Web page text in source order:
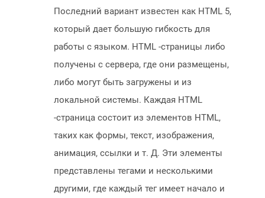
Последний вариант известен как HTML 5,
который дает большую гибкость для
работы с языком. HTML -страницы либо
получены с сервера, где они размещены,
либо могут быть загружены и из
локальной системы. Каждая HTML
-страница состоит из элементов HTML,
таких как формы, текст, изображения,
анимация, ссылки и т. Д. Эти элементы
представлены тегами и несколькими
другими, где каждый тег имеет начало и